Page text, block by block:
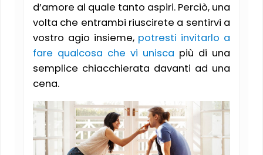
d’amore al quale tanto aspiri. Perciò, una
volta che entrambi riuscirete a sentirvi a
vostro agio insieme, potresti invitarlo a
fare qualcosa che vi unisca più di una
semplice chiacchierata davanti ad una
cena.